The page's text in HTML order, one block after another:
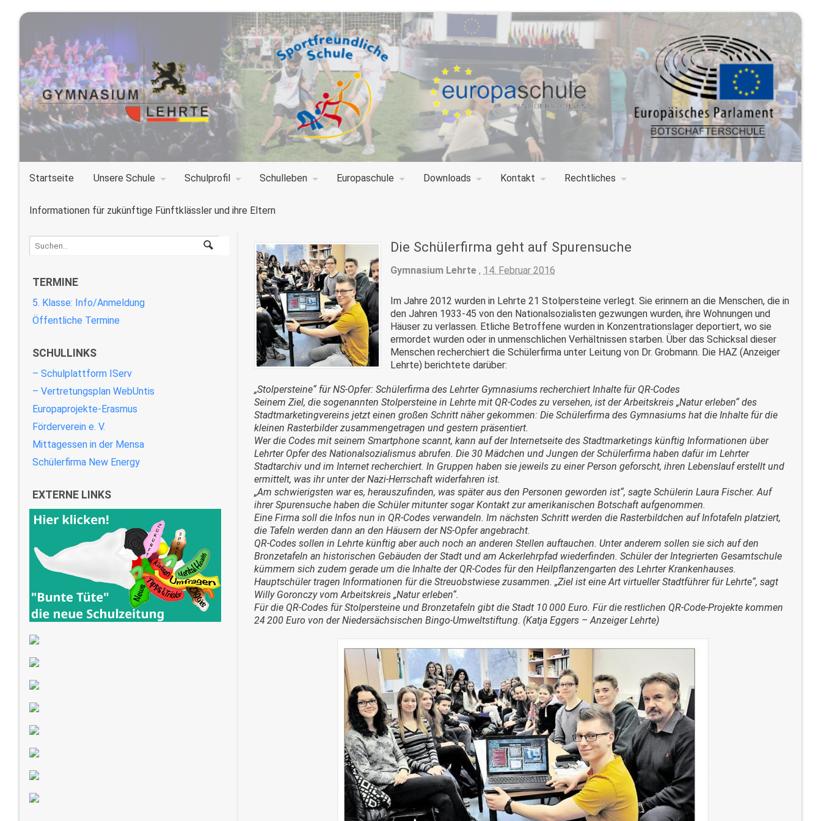
Startseite Unsere Schule Schulprofil Schulleben Europaschule Downloads Kontakt Rechtliches
Informationen für zukünftige Fünftklässler und ihre Eltern
Die Schülerfirma geht auf Spurensuche
Gymnasium Lehrte , 14. Februar 2016
Im Jahre 2012 wurden in Lehrte 21 Stolpersteine verlegt. Sie erinnern an die Menschen, die in
den Jahren 1933-45 von den Nationalsozialisten gezwungen wurden, ihre Wohnungen und
Häuser zu verlassen. Etliche Betroffene wurden in Konzentrationslager deportiert, wo sie
ermordet wurden oder in unmenschlichen Verhältnissen starben. Über das Schicksal dieser
Menschen recherchiert die Schülerfirma unter Leitung von Dr. Grobmann. Die HAZ (Anzeiger
Lehrte) berichtete darüber:
„Stolpersteine“ für NS-Opfer: Schülerfirma des Lehrter Gymnasiums recherchiert Inhalte für QR-Codes
Seinem Ziel, die sogenannten Stolpersteine in Lehrte mit QR-Codes zu versehen, ist der Arbeitskreis „Natur erleben“ des
Stadtmarketingvereins jetzt einen großen Schritt näher gekommen: Die Schülerfirma des Gymnasiums hat die Inhalte für die
kleinen Rasterbilder zusammengetragen und gestern präsentiert.
Wer die Codes mit seinem Smartphone scannt, kann auf der Internetseite des Stadtmarketings künftig Informationen über
Lehrter Opfer des Nationalsozialismus abrufen. Die 30 Mädchen und Jungen der Schülerfirma haben dafür im Lehrter
Stadtarchiv und im Internet recherchiert. In Gruppen haben sie jeweils zu einer Person geforscht, ihren Lebenslauf erstellt und
ermittelt, was ihr unter der Nazi-Herrschaft widerfahren ist.
„Am schwierigsten war es, herauszufinden, was später aus den Personen geworden ist“, sagte Schülerin Laura Fischer. Auf
ihrer Spurensuche haben die Schüler mitunter sogar Kontakt zur amerikanischen Botschaft aufgenommen.
Eine Firma soll die Infos nun in QR-Codes verwandeln. Im nächsten Schritt werden die Rasterbildchen auf Infotafeln platziert,
die Tafeln werden dann an den Häusern der NS-Opfer angebracht.
QR-Codes sollen in Lehrte künftig aber auch noch an anderen Stellen auftauchen. Unter anderem sollen sie sich auf den
Bronzetafeln an historischen Gebäuden der Stadt und am Ackerlehrpfad wiederfinden. Schüler der Integrierten Gesamtschule
kümmern sich zudem gerade um die Inhalte der QR-Codes für den Heilpflanzengarten des Lehrter Krankenhauses.
Hauptschüler tragen Informationen für die Streuobstwiese zusammen. „Ziel ist eine Art virtueller Stadtführer für Lehrte“, sagt
Willy Goronczy vom Arbeitskreis „Natur erleben“.
Für die QR-Codes für Stolpersteine und Bronzetafeln gibt die Stadt 10 000 Euro. Für die restlichen QR-Code-Projekte kommen
24 200 Euro von der Niedersächsischen Bingo-Umweltstiftung. (Katja Eggers – Anzeiger Lehrte)
TERMINE
5. Klasse: Info/Anmeldung
Öffentliche Termine
SCHULLINKS
– Schulplattform IServ
– Vertretungsplan WebUntis
Europaprojekte-Erasmus
Förderverein e. V.
Mittagessen in der Mensa
Schülerfirma New Energy
EXTERNE LINKS